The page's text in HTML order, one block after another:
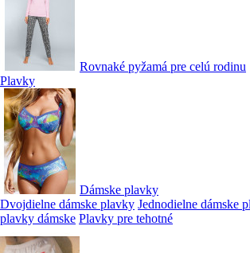
Rovnaké pyžamá pre celú rodinu
Plavky
Dámske plavky
Dvojdielne dámske plavky Jednodielne dámske
plavky dámske Plavky pre tehotné